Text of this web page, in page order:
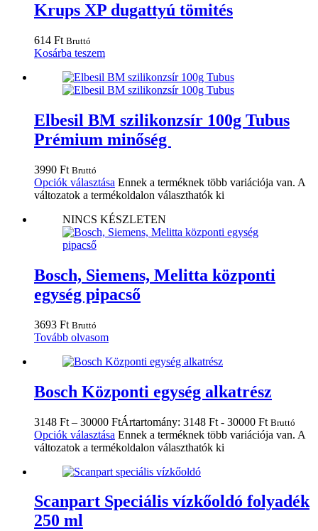
Krups XP dugattyú tömités
614 Ft Bruttó
Kosárba teszem
Elbesil BM szilikonzsír 100g Tubus
Prémium minőség
3990 Ft Bruttó
Opciók választása Ennek a terméknek több variációja van. A
változatok a termékoldalon választhatók ki
NINCS KÉSZLETEN
Bosch, Siemens, Melitta központi
egység pipacső
3693 Ft Bruttó
Tovább olvasom
Bosch Központi egység alkatrész
3148 Ft – 30000 FtÁrtartomány: 3148 Ft - 30000 Ft Bruttó
Opciók választása Ennek a terméknek több variációja van. A
változatok a termékoldalon választhatók ki
Scanpart Speciális vízkőoldó folyadék
250 ml